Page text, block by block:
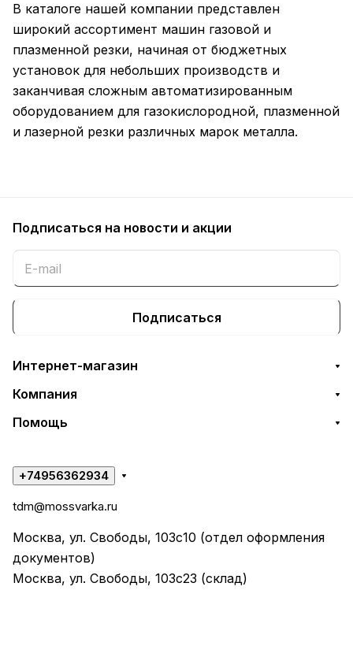
В каталоге нашей компании представлен
широкий ассортимент машин газовой и
плазменной резки, начиная от бюджетных
установок для небольших производств и
заканчивая сложным автоматизированным
оборудованием для газокислородной, плазменной
и лазерной резки различных марок металла.
Подписаться на новости и акции
Подписаться
Интернет-магазин
Компания
Помощь
+74956362934
tdm@mossvarka.ru
Москва, ул. Свободы, 103с10 (отдел оформления
документов)
Москва, ул. Свободы, 103с23 (склад)